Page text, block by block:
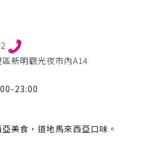
新明觀光夜市內A14
23:00
美食，道地馬來西亞口味。